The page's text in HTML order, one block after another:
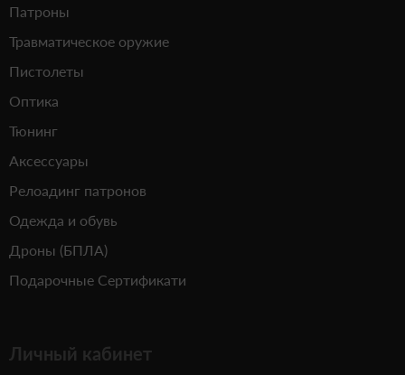
Патроны
Травматическое оружие
Пистолеты
Оптика
Тюнинг
Аксессуары
Релоадинг патронов
Одежда и обувь
Дроны (БПЛА)
Подарочные Сертификати
Личный кабинет